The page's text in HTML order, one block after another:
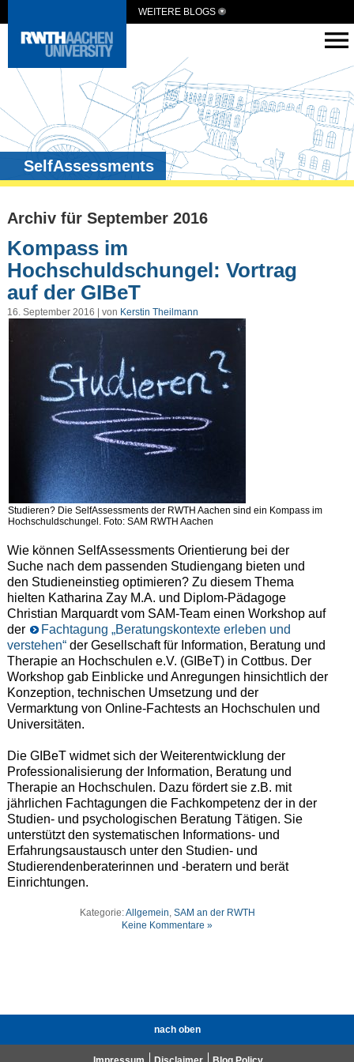
WEITERE BLOGS
SelfAssessments
Archiv für September 2016
Kompass im
Hochschuldschungel: Vortrag
auf der GIBeT
16. September 2016 | von Kerstin Theilmann
Studieren? Die SelfAssessments der RWTH Aachen sind ein Kompass im
Hochschuldschungel. Foto: SAM RWTH Aachen
Wie können SelfAssessments Orientierung bei der
Suche nach dem passenden Studiengang bieten und
den Studieneinstieg optimieren? Zu diesem Thema
hielten Katharina Zay M.A. und Diplom-Pädagoge
Christian Marquardt vom SAM-Team einen Workshop auf
der
Fachtagung „Beratungskontexte erleben und
verstehen“der Gesellschaft für Information, Beratung und
Therapie an Hochschulen e.V. (GIBeT) in Cottbus. Der
Workshop gab Einblicke und Anregungen hinsichtlich der
Konzeption, technischen Umsetzung und der
Vermarktung von Online-Fachtests an Hochschulen und
Universitäten.
Die GIBeT widmet sich der Weiterentwicklung der
Professionalisierung der Information, Beratung und
Therapie an Hochschulen. Dazu fördert sie z.B. mit
jährlichen Fachtagungen die Fachkompetenz der in der
Studien- und psychologischen Beratung Tätigen. Sie
unterstützt den systematischen Informations- und
Erfahrungsaustausch unter den Studien- und
Studierendenberaterinnen und -beratern und berät
Einrichtungen.
Kategorie:Allgemein, SAM an der RWTH
Keine Kommentare »
nach oben